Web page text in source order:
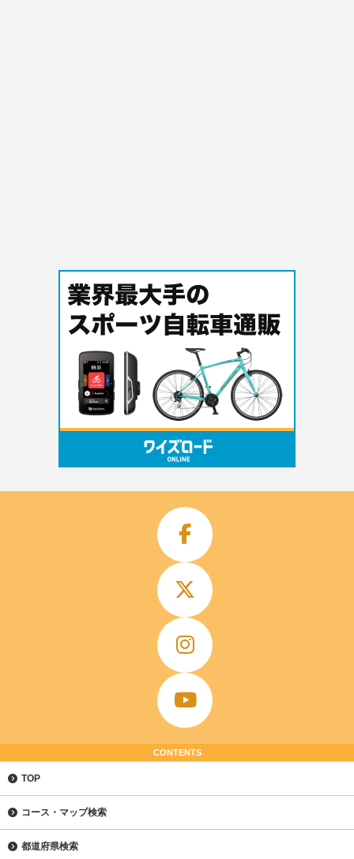
CONTENTS
TOP
コース・マップ検索
都道府県検索